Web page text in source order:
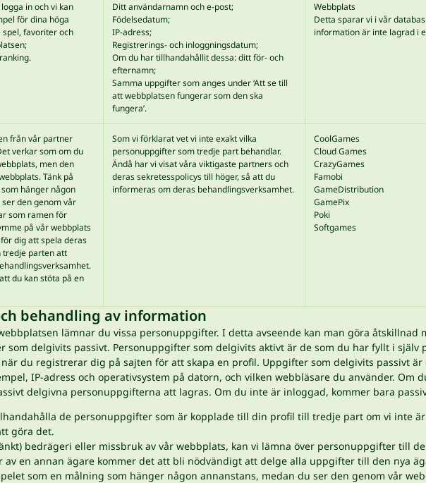
in och vi kan
för dina höga
spel, favoriter och
Ditt användarnamn och e-post;
Födelsedatum;
IP-adress;
Registrerings- och inloggningsdatum;
Om du har tillhandahållit dessa: ditt för- och
efternamn;
Samma uppgifter som anges under ‘Att se till
att webbplatsen fungerar som den ska
fungera’.
Webbplats
Detta sparar vi i vår
information är inte lagrad i
från vår partner
verkar som om du
men den
Tänk på
hänger någon
den genom vår
som ramen för
på vår webbplats
dig att spela deras
tredje parten att
du kan stöta på en
Som vi förklarat vet vi inte exakt vilka
personuppgifter som tredje part behandlar.
Ändå har vi visat våra viktigaste partners och
deras sekretesspolicys till höger, så att du
informeras om deras behandlingsverksamhet.
CoolGames
Cloud Games
CrazyGames
Famobi
GameDistribution
GamePix
Poki
Softgames
behandling av information
lämnar du vissa personuppgifter. I detta avseende kan man göra
som delgivits passivt. Personuppgifter som delgivits aktivt är de som du har fyllt i själv
du registrerar dig på sajten för att skapa en profil. Uppgifter som delgivits passivt
IP-adress och operativsystem på datorn, och vilken webbläsare du använder.
delgivna personuppgifterna att lagras. Om du inte är inloggad, kommer bara
de personuppgifter som är kopplade till din profil till tredje part om vi inte
göra det.
bedrägeri eller missbruk av vår webbplats, kan vi lämna över personuppgifter till
av en annan ägare kommer det att bli nödvändigt att delge alla uppgifter till den nya
som en målning som hänger någon annanstans, medan du ser den genom vår